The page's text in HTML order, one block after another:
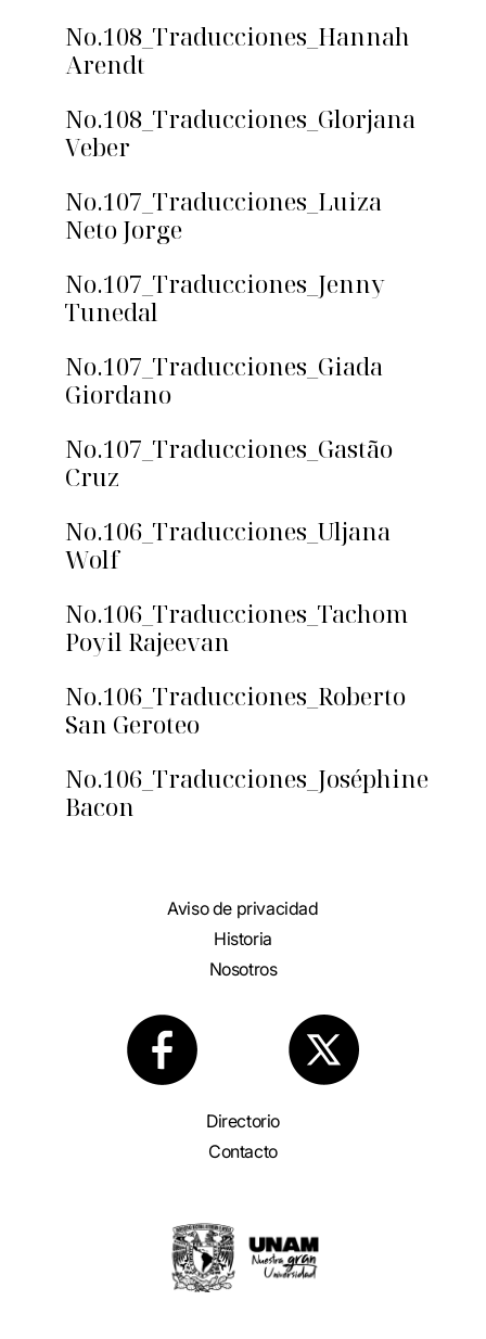
No.108_Traducciones_Hannah
Arendt
No.108_Traducciones_Glorjana
Veber
No.107_Traducciones_Luiza
Neto Jorge
No.107_Traducciones_Jenny
Tunedal
No.107_Traducciones_Giada
Giordano
No.107_Traducciones_Gastão
Cruz
No.106_Traducciones_Uljana
Wolf
No.106_Traducciones_Tachom
Poyil Rajeevan
No.106_Traducciones_Roberto
San Geroteo
No.106_Traducciones_Joséphine
Bacon
Aviso de privacidad
Historia
Nosotros
Directorio
Contacto